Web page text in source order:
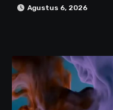
Agustus 6, 2026